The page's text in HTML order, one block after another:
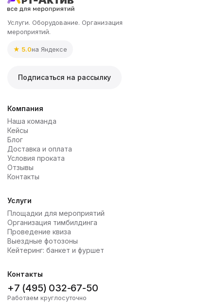
Услуги. Оборудование. Организация
мероприятий.
★ 5.0на Яндексе
Подписаться на рассылку
Компания
Наша команда
Кейсы
Блог
Доставка и оплата
Условия проката
Отзывы
Контакты
Услуги
Площадки для мероприятий
Организация тимбилдинга
Проведение квиза
Выездные фотозоны
Кейтеринг: банкет и фуршет
Контакты
+7 (495) 032-67-50
Работаем круглосуточно